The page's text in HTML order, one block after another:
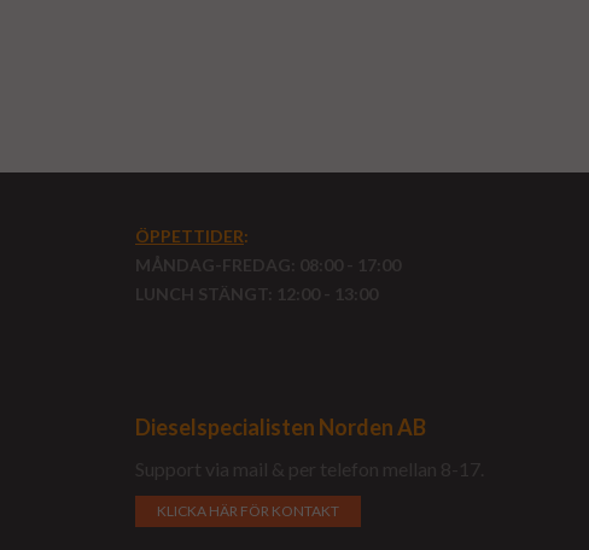
ÖPPETTIDER:
MÅNDAG-FREDAG: 08:00 - 17:00
LUNCH STÄNGT: 12:00 - 13:00
Dieselspecialisten Norden AB
Support via mail & per telefon mellan 8-17.
KLICKA HÄR FÖR KONTAKT